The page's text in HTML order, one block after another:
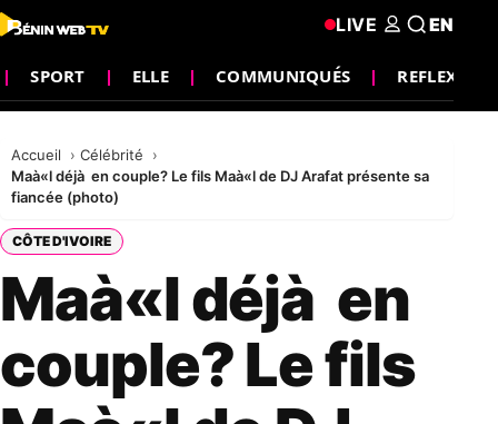
SPORT ELLE COMMUNIQUÉS REFLEXION
LIVE EN
Accueil
Célébrité
Maà«l déjà en couple? Le fils Maà«l de DJ Arafat présente sa
fiancée (photo)
CÔTE D'IVOIRE
Maà«l déjà en
couple? Le fils